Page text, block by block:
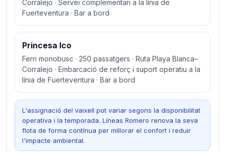
Corralejo · Servei complementari a la línia de
Fuerteventura · Bar a bord
Princesa Ico
Ferri monobusc · 250 passatgers · Ruta Playa Blanca–
Corralejo · Embarcació de reforç i suport operatiu a la
línia de Fuerteventura · Bar a bord
L'assignació del vaixell pot variar segons la disponibilitat
operativa i la temporada. Líneas Romero renova la seva
flota de forma contínua per millorar el confort i reduir
l'impacte ambiental.